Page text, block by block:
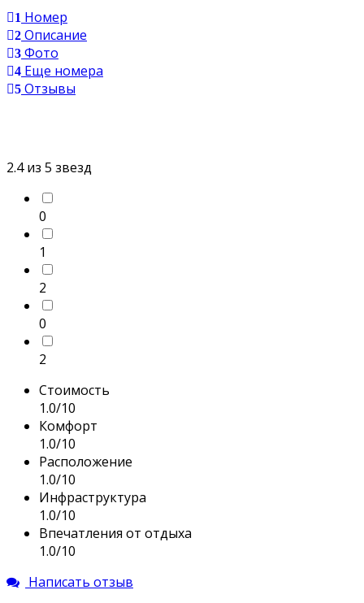
1 Номер
2 Описание
3 Фото
4 Еще номера
5 Отзывы
2.4из 5 звезд
0
1
2
0
2
Стоимость
1.0/10
Комфорт
1.0/10
Расположение
1.0/10
Инфраструктура
1.0/10
Впечатления от отдыха
1.0/10
Написать отзыв